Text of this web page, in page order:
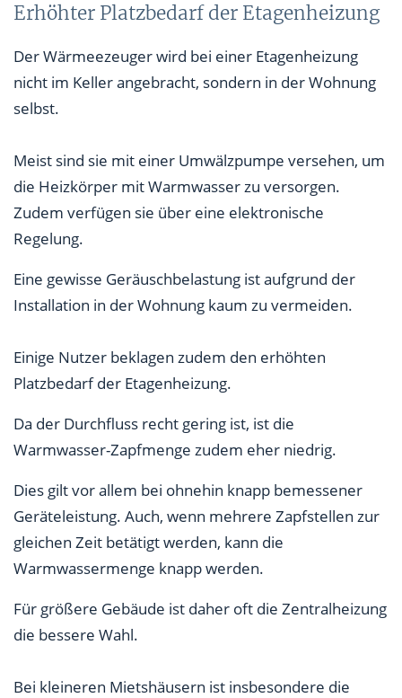
Erhöhter Platzbedarf der Etagenheizung
Der Wärmeezeuger wird bei einer Etagenheizung
nicht im Keller angebracht, sondern in der Wohnung
selbst.
Meist sind sie mit einer Umwälzpumpe versehen, um
die Heizkörper mit Warmwasser zu versorgen.
Zudem verfügen sie über eine elektronische
Regelung.
Eine gewisse Geräuschbelastung ist aufgrund der
Installation in der Wohnung kaum zu vermeiden.
Einige Nutzer beklagen zudem den erhöhten
Platzbedarf der Etagenheizung.
Da der Durchfluss recht gering ist, ist die
Warmwasser-Zapfmenge zudem eher niedrig.
Dies gilt vor allem bei ohnehin knapp bemessener
Geräteleistung. Auch, wenn mehrere Zapfstellen zur
gleichen Zeit betätigt werden, kann die
Warmwassermenge knapp werden.
Für größere Gebäude ist daher oft die Zentralheizung
die bessere Wahl.
Bei kleineren Mietshäusern ist insbesondere die